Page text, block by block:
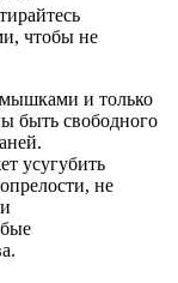
чтобы не
и только
быть свободного
усугубить
не